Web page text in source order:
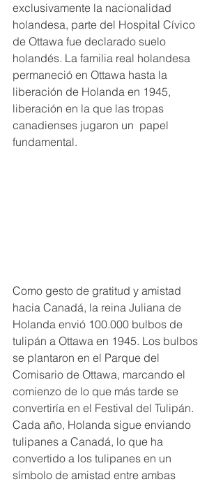
exclusivamente la nacionalidad
holandesa, parte del Hospital Cívico
de Ottawa fue declarado suelo
holandés. La familia real holandesa
permaneció en Ottawa hasta la
liberación de Holanda en 1945,
liberación en la que las tropas
canadienses jugaron un  papel
fundamental.
Como gesto de gratitud y amistad
hacia Canadá, la reina Juliana de
Holanda envió 100.000 bulbos de
tulipán a Ottawa en 1945. Los bulbos
se plantaron en el Parque del
Comisario de Ottawa, marcando el
comienzo de lo que más tarde se
convertiría en el Festival del Tulipán.
Cada año, Holanda sigue enviando
tulipanes a Canadá, lo que ha
convertido a los tulipanes en un
símbolo de amistad entre ambas